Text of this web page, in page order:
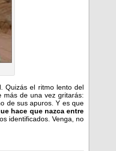
Quizás el ritmo lento del
más de una vez gritarás:
de sus apuros. Y es que
hace que nazca entre
identificados. Venga, no